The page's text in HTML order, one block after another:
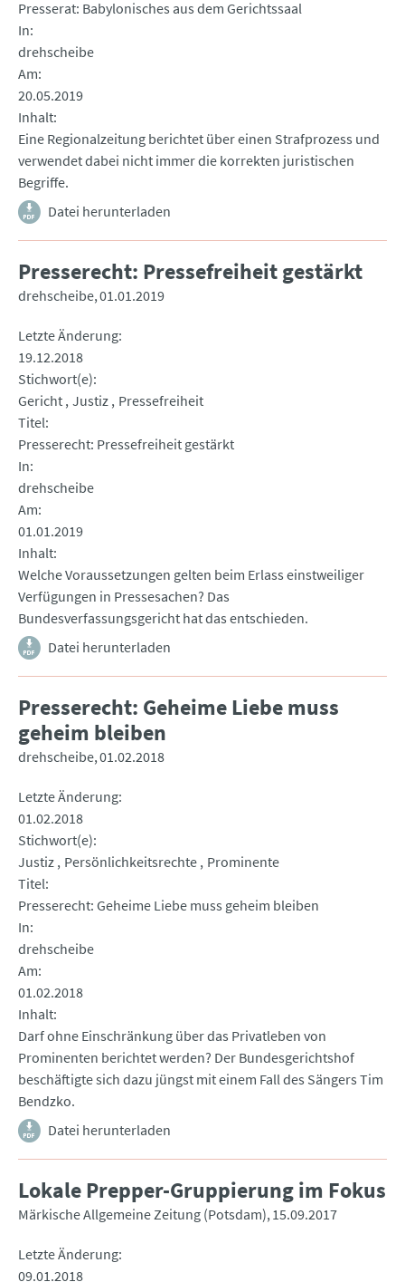
Presserat: Babylonisches aus dem Gerichtssaal
In
drehscheibe
Am
20.05.2019
Inhalt
Eine Regionalzeitung berichtet über einen Strafprozess und
verwendet dabei nicht immer die korrekten juristischen
Begriffe.
Datei herunterladen
Presserecht: Pressefreiheit gestärkt
drehscheibe 01.01.2019
Letzte Änderung
19.12.2018
Stichwort(e)
Gericht Justiz Pressefreiheit
Titel
Presserecht: Pressefreiheit gestärkt
In
drehscheibe
Am
01.01.2019
Inhalt
Welche Voraussetzungen gelten beim Erlass einstweiliger
Verfügungen in Pressesachen? Das
Bundesverfassungsgericht hat das entschieden.
Datei herunterladen
Presserecht: Geheime Liebe muss
geheim bleiben
drehscheibe 01.02.2018
Letzte Änderung
01.02.2018
Stichwort(e)
Justiz Persönlichkeitsrechte Prominente
Titel
Presserecht: Geheime Liebe muss geheim bleiben
In
drehscheibe
Am
01.02.2018
Inhalt
Darf ohne Einschränkung über das Privatleben von
Prominenten berichtet werden? Der Bundesgerichtshof
beschäftigte sich dazu jüngst mit einem Fall des Sängers Tim
Bendzko.
Datei herunterladen
Lokale Prepper-Gruppierung im Fokus
Märkische Allgemeine Zeitung (Potsdam) 15.09.2017
Letzte Änderung
09.01.2018